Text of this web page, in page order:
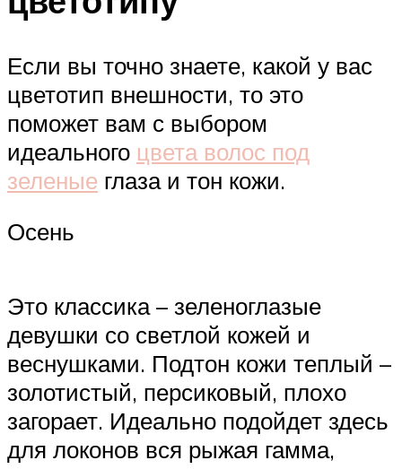
Если вы точно знаете, какой у вас
цветотип внешности, то это
поможет вам с выбором
идеального цвета волос под
зеленые глаза и тон кожи.
Осень
Это классика – зеленоглазые
девушки со светлой кожей и
веснушками. Подтон кожи теплый –
золотистый, персиковый, плохо
загорает. Идеально подойдет здесь
для локонов вся рыжая гамма,